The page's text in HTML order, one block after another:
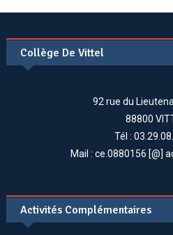
Collège De Vittel
92 rue du
88800
Tél :
Mail : ce.0880156 [@]
Activités Complémentaires